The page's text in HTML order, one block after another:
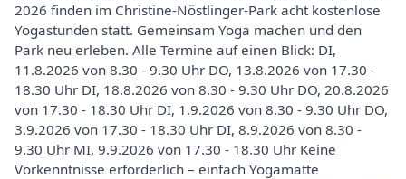
2026 finden im Christine-Nöstlinger-Park acht kostenlose
Yogastunden statt. Gemeinsam Yoga machen und den
Park neu erleben. Alle Termine auf einen Blick: DI,
11.8.2026 von 8.30 - 9.30 Uhr DO, 13.8.2026 von 17.30 -
18.30 Uhr DI, 18.8.2026 von 8.30 - 9.30 Uhr DO, 20.8.2026
von 17.30 - 18.30 Uhr DI, 1.9.2026 von 8.30 - 9.30 Uhr DO,
3.9.2026 von 17.30 - 18.30 Uhr DI, 8.9.2026 von 8.30 -
9.30 Uhr MI, 9.9.2026 von 17.30 - 18.30 Uhr Keine
Vorkenntnisse erforderlich – einfach Yogamatte